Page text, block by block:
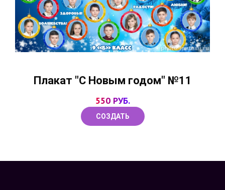
Плакат "С Новым годом" №11
550 РУБ.
СОЗДАТЬ